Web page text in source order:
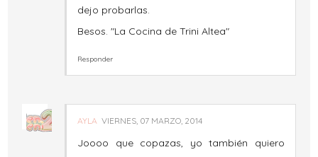
dejo probarlas.
Besos. "La Cocina de Trini Altea"
Responder
AYLA VIERNES, 07 MARZO, 2014
Joooo que copazas, yo también quiero